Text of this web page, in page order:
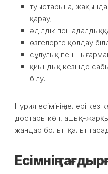
туыстарына,
қарау;
әділдік пен
өзгелерге қолдау
сұлулық пен
қиындық кезінде
білу.
Нурия есімінің иелері
достары көп, ашық-
жандар болып
Есімнің